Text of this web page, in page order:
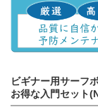
ビギナー用サーフ
お得な入門セット